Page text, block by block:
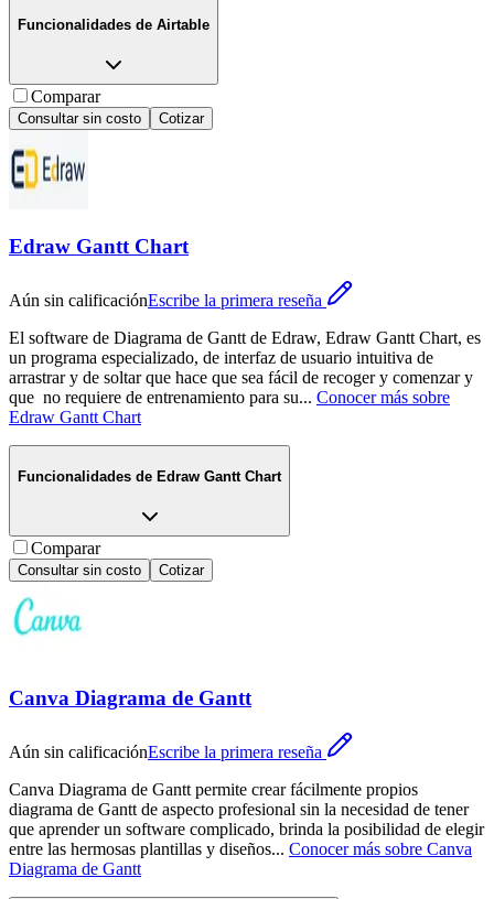
Funcionalidades de Airtable
Comparar
Consultar sin costo Cotizar
Edraw Gantt Chart
Aún sin calificaciónEscribe la primera reseña
El software de Diagrama de Gantt de Edraw, Edraw Gantt Chart, es
un programa especializado, de interfaz de usuario intuitiva de
arrastrar y de soltar que hace que sea fácil de recoger y comenzar y
que no requiere de entrenamiento para su... Conocer más sobre
Edraw Gantt Chart
Funcionalidades de Edraw Gantt Chart
Comparar
Consultar sin costo Cotizar
Canva Diagrama de Gantt
Aún sin calificaciónEscribe la primera reseña
Canva Diagrama de Gantt permite crear fácilmente propios
diagrama de Gantt de aspecto profesional sin la necesidad de tener
que aprender un software complicado, brinda la posibilidad de elegir
entre las hermosas plantillas y diseños... Conocer más sobre Canva
Diagrama de Gantt